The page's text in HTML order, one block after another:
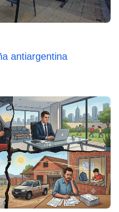
antiargentina